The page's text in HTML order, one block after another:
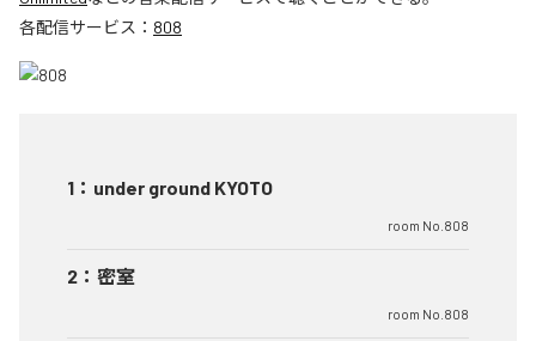
各配信サービス： 808
1 ： under ground KYOTO
room No.808
2 ： 密室
room No.808